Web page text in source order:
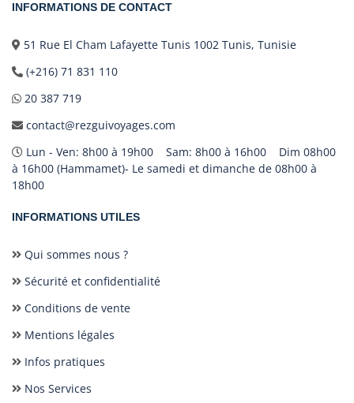
INFORMATIONS DE CONTACT
51 Rue El Cham Lafayette Tunis 1002 Tunis, Tunisie
(+216) 71 831 110
20 387 719
contact@rezguivoyages.com
Lun - Ven: 8h00 à 19h00 Sam: 8h00 à 16h00 Dim 08h00
à 16h00 (Hammamet)- Le samedi et dimanche de 08h00 à
18h00
INFORMATIONS UTILES
Qui sommes nous ?
Sécurité et confidentialité
Conditions de vente
Mentions légales
Infos pratiques
Nos Services